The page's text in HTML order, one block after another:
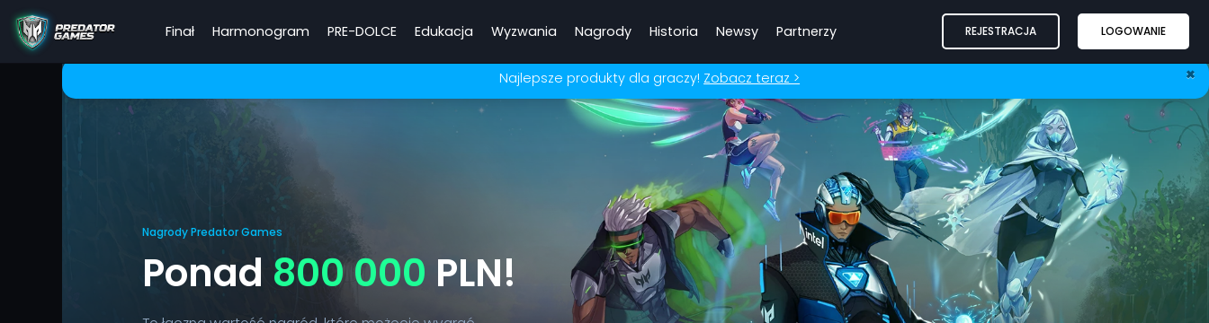
Finał Harmonogram PRE-DOLCE Edukacja Wyzwania Nagrody Historia Newsy Partnerzy REJESTRACJA LOGOWANIE
×
Najlepsze produkty dla graczy! Zobacz teraz >
Nagrody Predator Games
Ponad 800 000 PLN!